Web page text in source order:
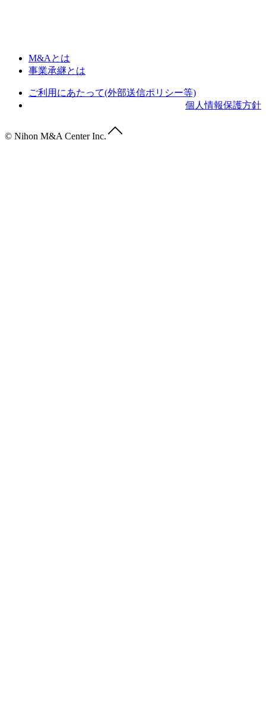
M&Aとは
事業承継とは
ご利用にあたって(外部送信ポリシー等)
個人情報保護方針
© Nihon M&A Center Inc.